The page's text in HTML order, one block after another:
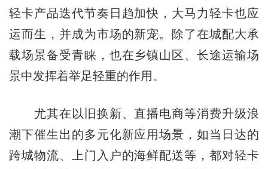
轻卡产品迭代节奏日趋加快，大马力轻卡也应
运而生，并成为市场的新宠。除了在城配大承
载场景备受青睐，也在乡镇山区、长途运输场
景中发挥着举足轻重的作用。
尤其在以旧换新、直播电商等消费升级浪
潮下催生出的多元化新应用场景，如当日达的
跨城物流、上门入户的海鲜配送等，都对轻卡